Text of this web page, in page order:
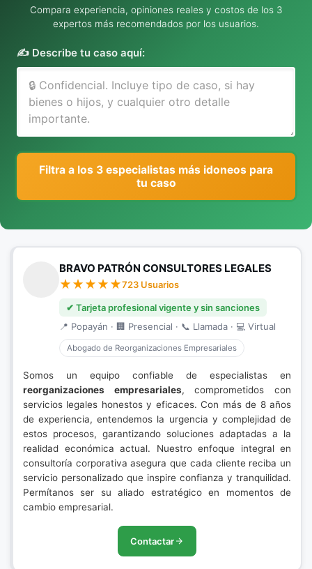
Compara experiencia, opiniones reales y costos de los 3
expertos más recomendados por los usuarios.
✍️ Describe tu caso aquí:
Filtra a los 3 especialistas más idoneos para
tu caso
BRAVO PATRÓN CONSULTORES LEGALES
723 Usuarios
✔ Tarjeta profesional vigente y sin sanciones
📍 Popayán · 🏢 Presencial · 📞 Llamada · 💻 Virtual
Abogado de Reorganizaciones Empresariales
Somos un equipo confiable de especialistas en
reorganizaciones empresariales, comprometidos con
servicios legales honestos y eficaces. Con más de 8 años
de experiencia, entendemos la urgencia y complejidad de
estos procesos, garantizando soluciones adaptadas a la
realidad económica actual. Nuestro enfoque integral en
consultoría corporativa asegura que cada cliente reciba un
servicio personalizado que inspire confianza y tranquilidad.
Permítanos ser su aliado estratégico en momentos de
cambio empresarial.
Contactar